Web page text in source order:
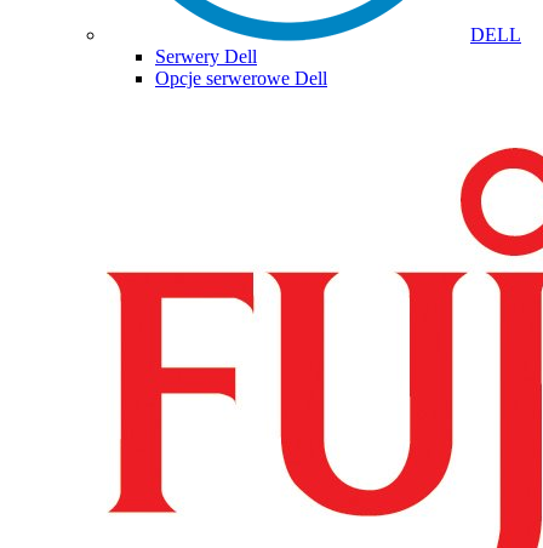
DELL
Serwery Dell
Opcje serwerowe Dell